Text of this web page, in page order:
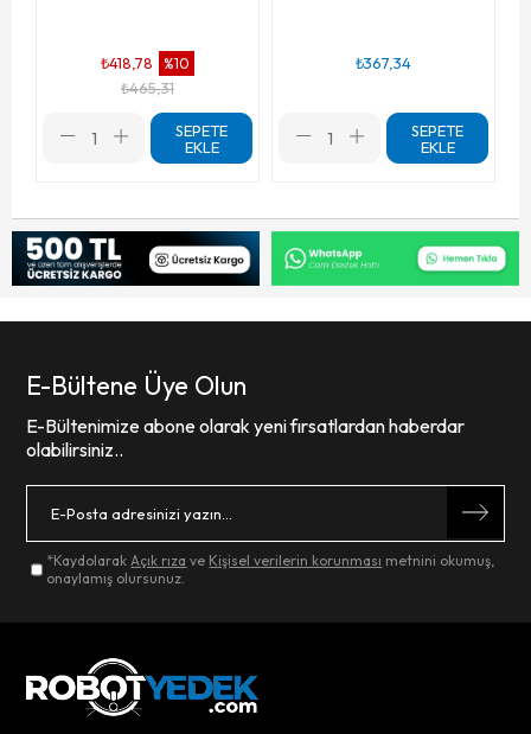
%10
₺418,78
₺465,31
SEPETE
EKLE
₺367,34
SEPETE
EKLE
E-Bültene Üye Olun
E-Bültenimize abone olarak yeni fırsatlardan haberdar
olabilirsiniz..
*KaydolarakAçık rıza ve Kişisel verilerin korunması metnini okumuş,
onaylamış olursunuz.